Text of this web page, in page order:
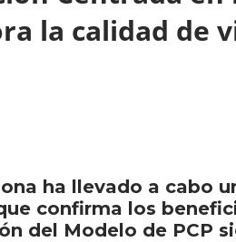
la calidad de
ha llevado a cabo
confirma los
del Modelo de PCP